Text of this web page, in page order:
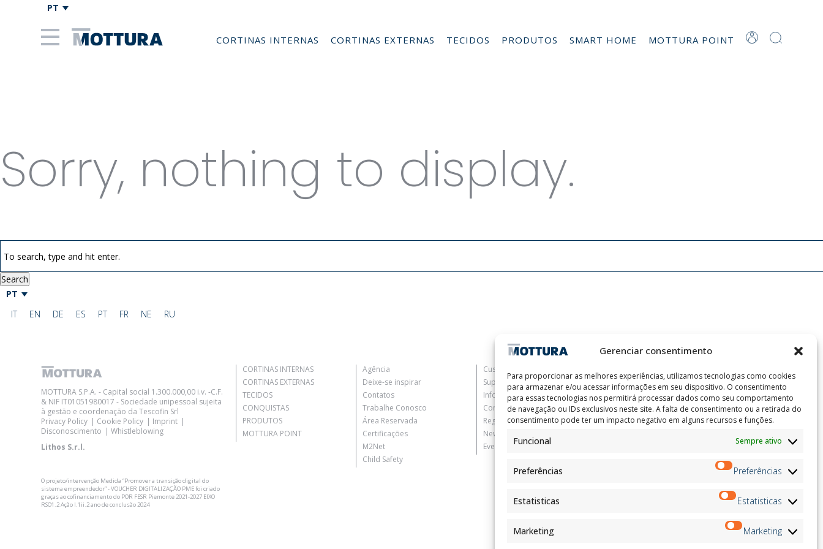
Gerenciar consentimento
Para proporcionar as melhores experiências, utilizamos tecnologias como cookies
para armazenar e/ou acessar informações em seu dispositivo. O consentimento
para essas tecnologias nos permitirá processar dados como seu comportamento
de navegação ou IDs exclusivos neste site. A falta de consentimento ou a retirada do
consentimento pode ter um impacto negativo em alguns recursos e funções.
Funcional Sempre ativo
Preferências Preferências
Estatisticas Estatisticas
Marketing Marketing
PT
CORTINAS INTERNAS CORTINAS EXTERNAS TECIDOS PRODUTOS SMART HOME MOTTURA POINT
Sorry, nothing to display.
Search
PT
IT
EN DE ES PT FR NE RU
MOTTURA S.P.A. - Capital social 1.300.000,00 i.v. -C.F.
& NIF IT01051980017 - Sociedade unipessoal sujeita
à gestão e coordenação da Tescofin Srl
Privacy Policy
Cookie Policy
Imprint
Disconoscimento
Whistleblowing
Lithos S.r.l.
O projeto/intervenção Medida “Promover a transição digital do
sistema empreendedor” - VOUCHER DIGITALIZAÇÃO PME foi criado
graças ao cofinanciamento do POR FESR Piemonte 2021-2027 EIXO
RSO1.2 Ação I.1ii.2 ano de conclusão 2024
CORTINAS INTERNAS
CORTINAS EXTERNAS
TECIDOS
CONQUISTAS
PRODUTOS
MOTTURA POINT
Agência
Deixe-se inspirar
Contatos
Trabalhe Conosco
Área Reservada
Certificações
M2Net
Child Safety
Customer Information
Supplier Information
Information for Candidates
Contact Information
Register Information
Newsletter Information
Events Information
Inscrever-
se